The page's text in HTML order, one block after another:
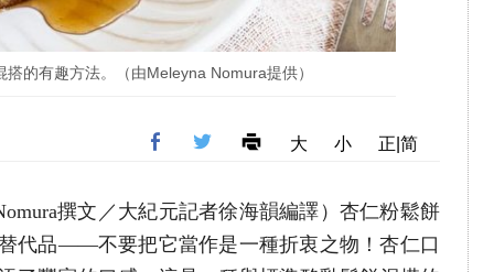
的有趣方法。（由Meleyna Nomura提供）
大 小 正|简
撰文／大紀元記者徐海韻編譯）杏仁粉鬆餅
代品——不要把它當作是一種折衷之物！杏仁口